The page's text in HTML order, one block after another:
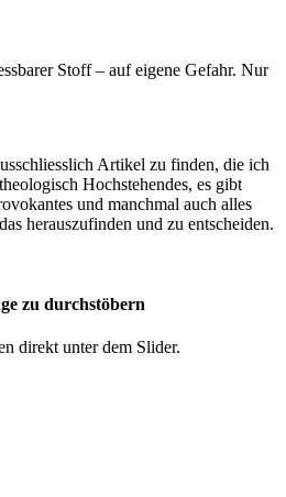
Stoff – auf eigene Gefahr. Nur
Artikel zu finden, die ich
Hochstehendes, es gibt
und manchmal auch alles
herauszufinden und zu entscheiden.
zu durchstöbern
direkt unter dem Slider.